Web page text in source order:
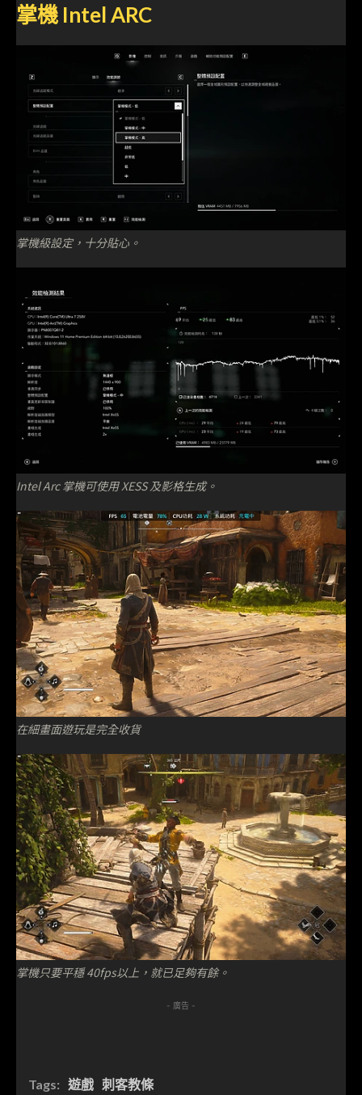
掌機 Intel ARC
掌機級設定，十分貼心。
Intel Arc 掌機可使用 XESS 及影格生成。
在細畫面遊玩是完全收貨
掌機只要平穩 40fps以上，就已足夠有餘。
- 廣告 -
Tags: 遊戲 刺客教條